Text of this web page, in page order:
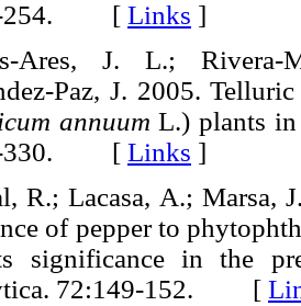
254. [ Links ]
Ares, J. L.; Rivera-
Paz, J. 2005.
annuum L.) plants in
330. [ Links ]
R.; Lacasa, A.; Marsa,
of pepper to
significance in the
72:149-152. [